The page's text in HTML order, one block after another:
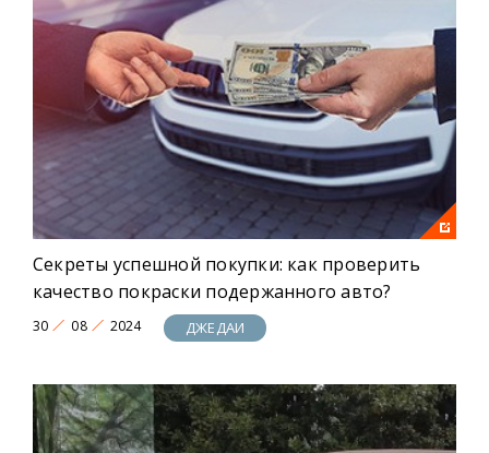
Секреты успешной покупки: как проверить
качество покраски подержанного авто?
30 08 2024 ДЖЕДАИ